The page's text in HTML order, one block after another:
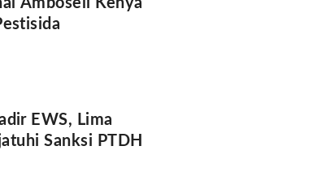
Amboseli Kenya
EWS, Lima
Sanksi PTDH